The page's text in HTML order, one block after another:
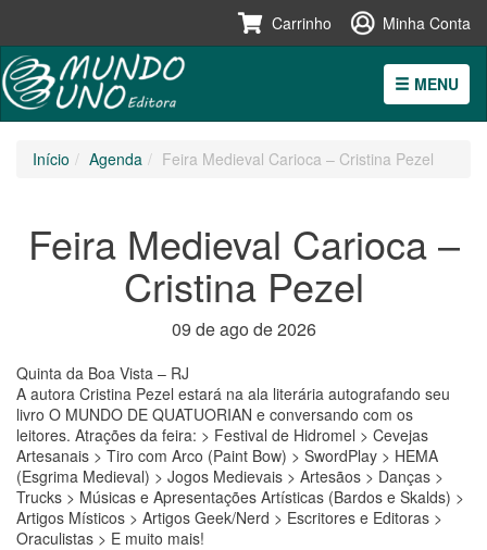
para
Carrinho Minha Conta
MENU
Início Agenda Feira Medieval Carioca – Cristina Pezel
Feira Medieval Carioca –
Cristina Pezel
09 de ago de 2026
Quinta da Boa Vista – RJ
A autora Cristina Pezel estará na ala literária autografando seu
livro O MUNDO DE QUATUORIAN e conversando com os
leitores. Atrações da feira: > Festival de Hidromel > Cevejas
Artesanais > Tiro com Arco (Paint Bow) > SwordPlay > HEMA
(Esgrima Medieval) > Jogos Medievais > Artesãos > Danças >
Trucks > Músicas e Apresentações Artísticas (Bardos e Skalds) >
Artigos Místicos > Artigos Geek/Nerd > Escritores e Editoras >
Oraculistas > E muito mais!